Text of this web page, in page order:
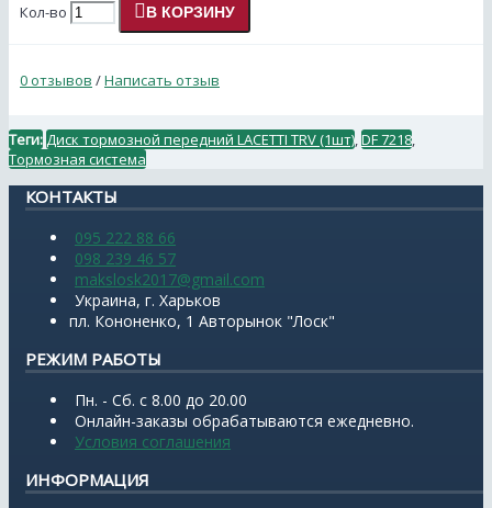
Кол-во В КОРЗИНУ
0 отзывов /Написать отзыв
Теги: Диск тормозной передний LACETTI TRV (1шт) DF 7218
Тормозная система
КОНТАКТЫ
095 222 88 66
098 239 46 57
makslosk2017@gmail.com
Украина, г. Харьков
пл. Кононенко, 1 Авторынок "Лоск"
РЕЖИМ РАБОТЫ
Пн. - Сб. с 8.00 до 20.00
Онлайн-заказы обрабатываются ежедневно.
Условия соглашения
ИНФОРМАЦИЯ